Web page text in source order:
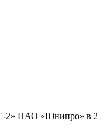
2» ПАО «Юнипро» в